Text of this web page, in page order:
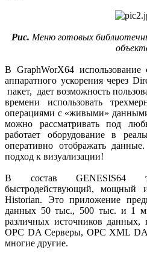
Рис. Меню готовых
В GraphWorX64 использование
аппаратного ускорения через
пакет, дает возможность
времени использовать
операциями с «живыми»
можно рассматривать под
работает оборудование в
оперативно отображать
подход к визуализации!
В состав GENESIS64
быстродействующий, мощный
Historian. Это приложение
данных 50 тыс., 500 тыс. и 1
различных источников
OPC DA Серверы, OPC XML
многие другие.